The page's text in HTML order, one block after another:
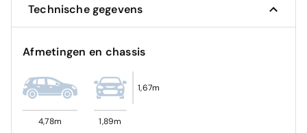
Technische gegevens
Afmetingen en chassis
4,78m 1,89m
1,67m